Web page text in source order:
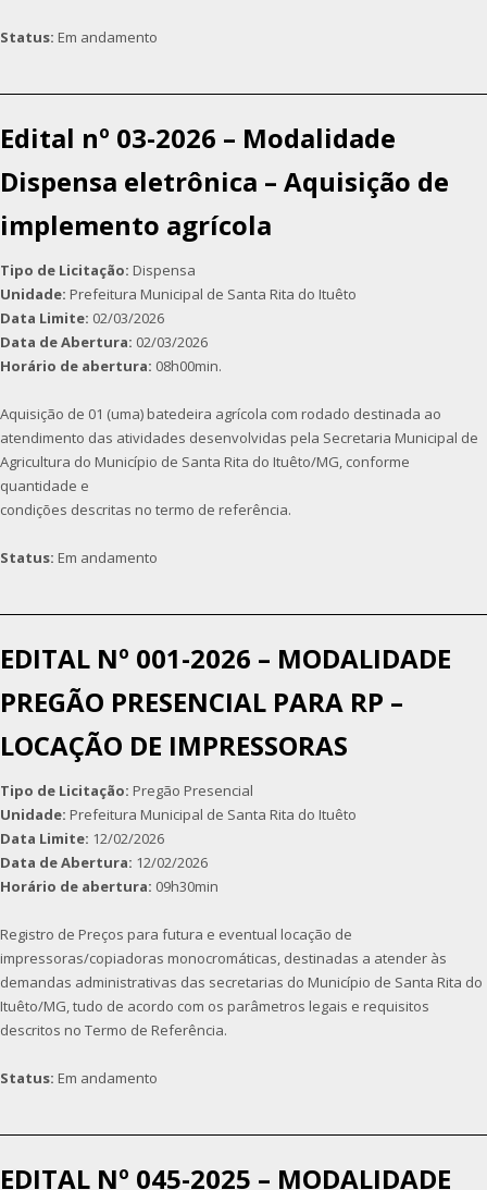
Status: Em andamento
Edital nº 03-2026 – Modalidade
Dispensa eletrônica – Aquisição de
implemento agrícola
Tipo de Licitação: Dispensa
Unidade: Prefeitura Municipal de Santa Rita do Ituêto
Data Limite: 02/03/2026
Data de Abertura: 02/03/2026
Horário de abertura: 08h00min.
Aquisição de 01 (uma) batedeira agrícola com rodado destinada ao
atendimento das atividades desenvolvidas pela Secretaria Municipal de
Agricultura do Município de Santa Rita do Ituêto/MG, conforme
quantidade e
condições descritas no termo de referência.
Status: Em andamento
EDITAL Nº 001-2026 – MODALIDADE
PREGÃO PRESENCIAL PARA RP –
LOCAÇÃO DE IMPRESSORAS
Tipo de Licitação: Pregão Presencial
Unidade: Prefeitura Municipal de Santa Rita do Ituêto
Data Limite: 12/02/2026
Data de Abertura: 12/02/2026
Horário de abertura: 09h30min
Registro de Preços para futura e eventual locação de
impressoras/copiadoras monocromáticas, destinadas a atender às
demandas administrativas das secretarias do Município de Santa Rita do
Ituêto/MG, tudo de acordo com os parâmetros legais e requisitos
descritos no Termo de Referência.
Status: Em andamento
EDITAL Nº 045-2025 – MODALIDADE